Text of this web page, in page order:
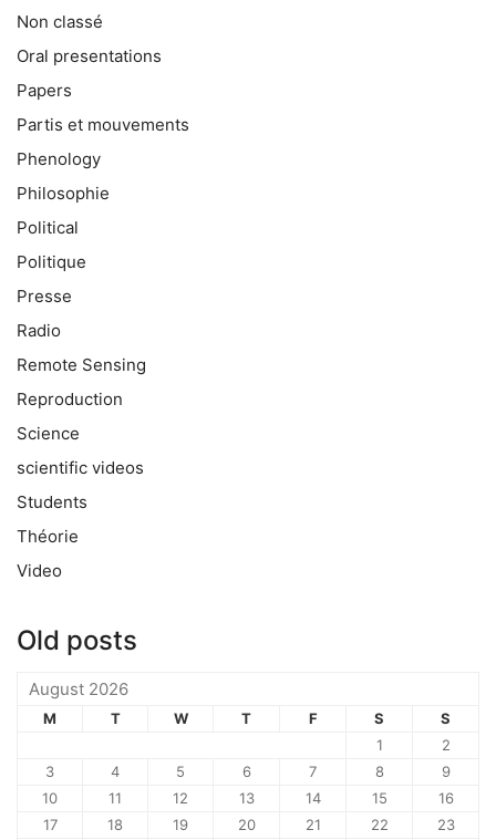
Non classé
Oral presentations
Papers
Partis et mouvements
Phenology
Philosophie
Political
Politique
Presse
Radio
Remote Sensing
Reproduction
Science
scientific videos
Students
Théorie
Video
Old posts
August 2026
M T W T F S
S
1
2
3
4 5 6 7 8
9
10
11 12 13 14 15
16
17
18 19 20 21 22 23